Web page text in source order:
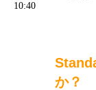
10:40
か？